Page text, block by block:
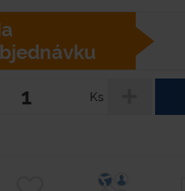
Ks